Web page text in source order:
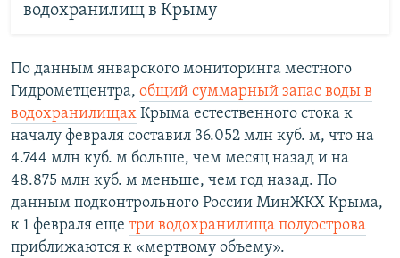
водохранилищ в Крыму
По данным январского мониторинга местного
Гидрометцентра, общий суммарный запас воды в
водохранилищах Крыма естественного стока к
началу февраля составил 36.052 млн куб. м, что на
4.744 млн куб. м больше, чем месяц назад и на
48.875 млн куб. м меньше, чем год назад. По
данным подконтрольного России МинЖКХ Крыма,
к 1 февраля еще три водохранилища полуострова
приближаются к «мертвому объему».